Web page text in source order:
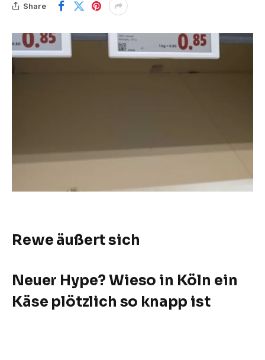
Share
Rewe äußert sich
Neuer Hype? Wieso in Köln ein
Käse plötzlich so knapp ist